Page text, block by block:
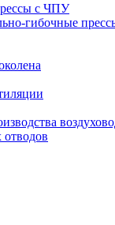
с ЧПУ
гибочные